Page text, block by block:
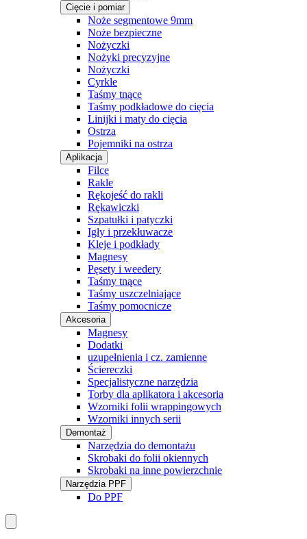
Cięcie i pomiar
Noże segmentowe 9mm
Noże bezpieczne
Nożyczki
Nożyki precyzyjne
Nożyczki
Cyrkle
Taśmy tnące
Taśmy podkładowe do cięcia
Linijki i maty do cięcia
Ostrza
Pojemniki na ostrza
Aplikacja
Filce
Rakle
Rękojeść do rakli
Rękawiczki
Szpatułki i patyczki
Igły i przekłuwacze
Kleje i podkłady
Magnesy
Pęsety i weedery
Taśmy tnące
Taśmy uszczelniające
Taśmy pomocnicze
Akcesoria
Magnesy
Dodatki
uzupełnienia i cz. zamienne
Ściereczki
Specjalistyczne narzędzia
Torby dla aplikatora i akcesoria
Wzorniki folii wrappingowych
Wzorniki innych serii
Demontaż
Narzędzia do demontażu
Skrobaki do folii okiennych
Skrobaki na inne powierzchnie
Narzędzia PPF
Do PPF